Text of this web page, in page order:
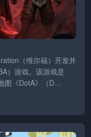
（维尔福）开发并
）游戏。该游戏是
图《DotA》（D…